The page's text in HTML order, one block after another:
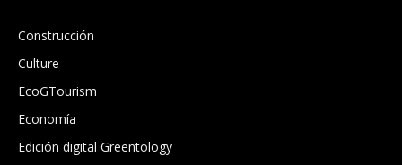
Construcción
Culture
EcoGTourism
Economía
Edición digital Greentology